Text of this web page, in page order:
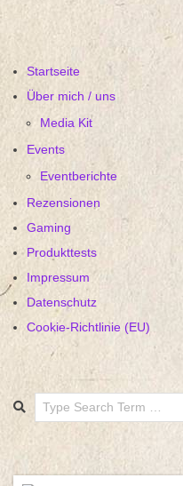
Startseite
Über mich / uns
Media Kit
Events
Eventberichte
Rezensionen
Gaming
Produkttests
Impressum
Datenschutz
Cookie-Richtlinie (EU)
Search